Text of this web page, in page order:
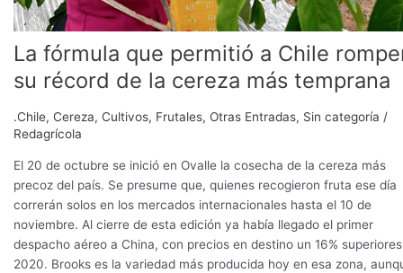
La fórmula que permitió a Chile
su récord de la cereza más temprana
.Chile, Cereza, Cultivos, Frutales, Otras Entradas, Sin categoría /
Redagrícola
El 20 de octubre se inició en Ovalle la cosecha de la cereza más
precoz del país. Se presume que, quienes recogieron fruta ese día
correrán solos en los mercados internacionales hasta el 10 de
noviembre. Al cierre de esta edición ya había llegado el primer
despacho aéreo a China, con precios en destino un 16%
2020. Brooks es la variedad más producida hoy en esa zona,